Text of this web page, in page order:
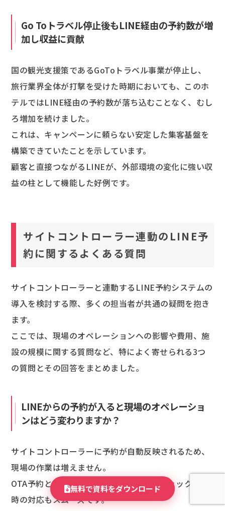
Go Toトラベル停止後もLINE経由の予約数が増
加し収益に貢献
国の観光支援策であるGoToトラベル事業が停止し、
旅行業界全体が打撃を受けた時期においても、このホ
テルではLINE経由の予約数が落ち込むことなく、むし
ろ増加を続けました。
これは、キャンペーンに頼らない安定した集客基盤を
構築できていたことを示しています。
顧客と直接つながるLINEが、外部環境の変化に強い収
益の柱として機能した好例です。
サイトコントローラー連動のLINE予
約に関するよくある質問
サイトコントローラーと連動するLINE予約システムの
導入を検討する際、多くの担当者が共通の疑問を抱き
ます。
ここでは、現場のオペレーションへの影響や費用、施
設の規模に関する質問など、特によく寄せられる3つ
の質問とその回答をまとめました。
LINEからの予約が入ると現場のオペレーショ
ンはどう変わりますか？
サイトコントローラーに予約が自動反映されるため、
現場の作業は増えません。
OTA予約と同様に管理画面で確認でき、チェックイン
時の対応もスムーズです。
無料で資料をダウンロード